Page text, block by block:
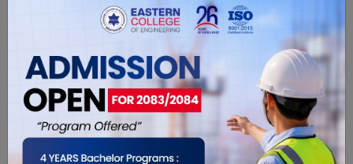
यो खबर पढेर तपाईलाई कस्तो महसुस
भयो ?
0 0 0 0